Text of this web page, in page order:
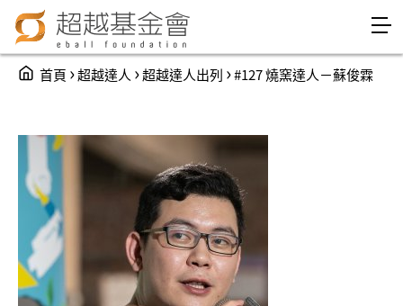
Jump to Navigation
Jump to Main content
You are here
首頁 ›超越達人 ›超越達人出列 ›#127 燒窯達人－蘇俊霖